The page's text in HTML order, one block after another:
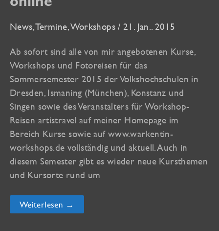
News,Termine,Workshops / 21. Jan.. 2015
Ab sofort sind alle von mir angebotenen Kurse,
Workshops und Fotoreisen für das
Sommersemester 2015 der Volkshochschulen in
Dresden, Ismaning (München), Konstanz und
Singen sowie des Veranstalters für Workshop-
Reisen artistravel auf meiner Homepage im
Bereich Kurse sowie auf www.warkentin-
workshops.de vollständig und aktuell. Auch in
diesem Semester gibt es wieder neue Kursthemen
und Kursorte rund um
vhs
und
Weiterlesen →